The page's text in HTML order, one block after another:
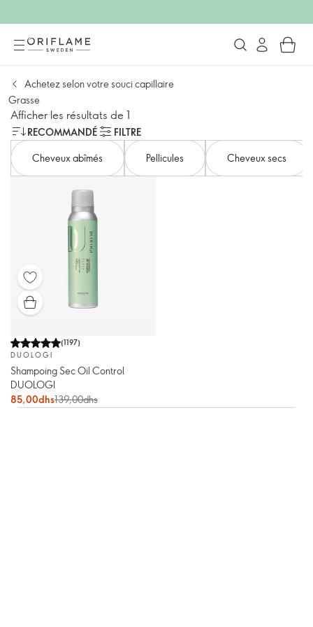
Achetez selon votre souci capillaire
Grasse
Afficher les résultats de 1
RECOMMANDÉ
FILTRE
Cheveux abîmés
Pellicules Cheveux secs
(1197)
DUOLOGI
Shampoing Sec Oil Control
DUOLOGI
85,00dhs139,00dhs